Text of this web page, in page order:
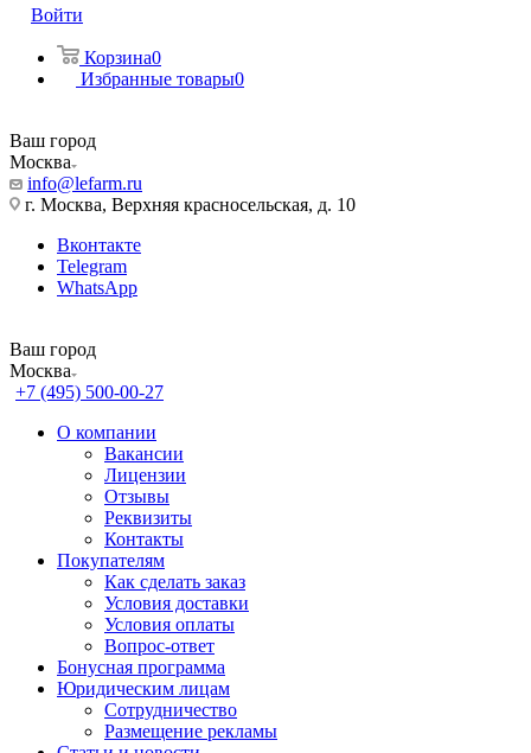
Войти
Корзина0
Избранные товары0
Ваш город
Москва
info@lefarm.ru
г. Москва, Верхняя красносельская, д. 10
Вконтакте
Telegram
WhatsApp
Ваш город
Москва
+7 (495) 500-00-27
О компании
Вакансии
Лицензии
Отзывы
Реквизиты
Контакты
Покупателям
Как сделать заказ
Условия доставки
Условия оплаты
Вопрос-ответ
Бонусная программа
Юридическим лицам
Сотрудничество
Размещение рекламы